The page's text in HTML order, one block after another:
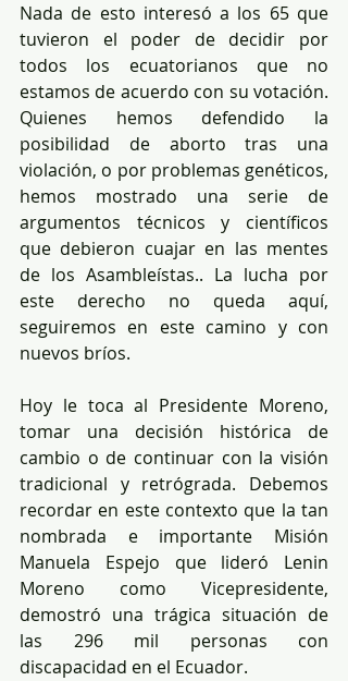
Nada de esto interesó a los 65 que
tuvieron el poder de decidir por
todos los ecuatorianos que no
estamos de acuerdo con su votación.
Quienes hemos defendido la
posibilidad de aborto tras una
violación, o por problemas genéticos,
hemos mostrado una serie de
argumentos técnicos y científicos
que debieron cuajar en las mentes
de los Asambleístas.. La lucha por
este derecho no queda aquí,
seguiremos en este camino y con
nuevos bríos.
Hoy le toca al Presidente Moreno,
tomar una decisión histórica de
cambio o de continuar con la visión
tradicional y retrógrada. Debemos
recordar en este contexto que la tan
nombrada e importante Misión
Manuela Espejo que lideró Lenin
Moreno como Vicepresidente,
demostró una trágica situación de
las 296 mil personas con
discapacidad en el Ecuador.